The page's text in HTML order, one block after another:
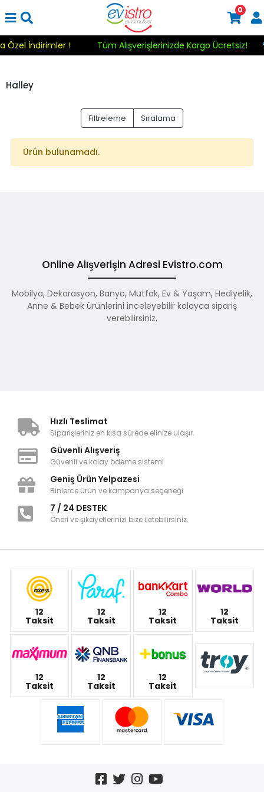
Özel İndirimler ! Tüm Alışverişlerinizde Kargo Ücretsiz!
0
Halley
Filtreleme Sıralama
Ürün bulunamadı.
Online Alışverişin Adresi Evistro.com
Mobilya, Dekorasyon, Banyo, Mutfak, Ev & Yaşam, Hediyelik,
Anne & Bebek ürünlerini inceleyebilir kolayca sipariş
verebilirsiniz.
Hızlı Teslimat
Siparişleriniz en kısa sürede elinize ulaşır.
Güvenli Alışveriş
Güvenli ve kolay ödeme sistemi
Geniş Ürün Yelpazesi
Binlerce ürün ve kampanya seçeneği
7 / 24 DESTEK
Öneri ve şikayetlerinizi bize iletebilirsiniz.
12
Taksit
12
Taksit
12
Taksit
12
Taksit
12
Taksit
12
Taksit
12
Taksit